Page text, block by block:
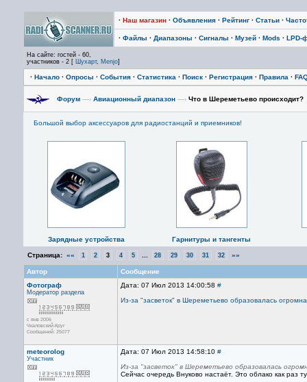
· Наш магазин · Объявления · Рейтинг · Статьи ·
· Файлы · Диапазоны · Сигналы · Музей · Mods · LPD-
На сайте: гостей - 60,
участников - 2 [ Шухарт, Menjo]
· Начало · Опросы · События · Статистика · Поиск · Регистрация · Правила ·
Форум —› Авиационный диапазон —› Что в Шереметьево происходит?
Большой выбор аксессуаров для радиостанций и приемников!
Зарядные устройства Гарнитуры и тангенты
Страница: «« 1 2 3 4 5 28 29 30 31 32 »»
Автор
Сообщение
Фотограф
Модератор раздела
с янв 2006
Чкаловский-Круг
Сообщений: 25077
Дата: 07 Июл 2013 14:00:58 #
Из-за "засветок" в Шереметьево образовалась
meteorolog
Участник
Дата: 07 Июл 2013 14:58:10 #
Из-за "засветок" в Шереметьево образовалась
Сейчас очередь Внуково настаёт. Это облако как раз